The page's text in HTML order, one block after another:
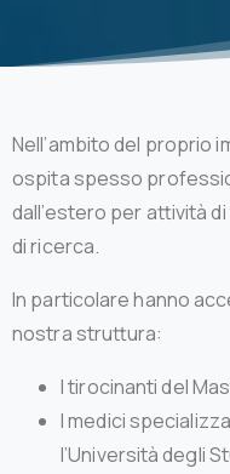
Nell’ambito del proprio
ospita spesso
dall’estero per attività
di ricerca.
In particolare hanno
nostra struttura:
I tirocinanti del
I medici
l’Università degli